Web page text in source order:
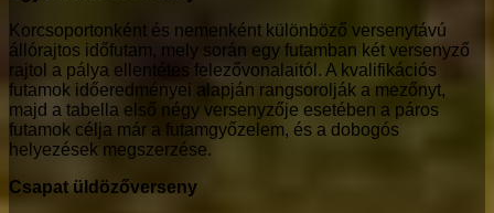
Korcsoportonként és nemenként különböző versenytávú
állórajtos időfutam, mely során egy futamban két versenyző
rajtol a pálya ellentétes felezővonalaitól. A kvalifikációs
futamok időeredményei alapján rangsorolják a mezőnyt,
majd a tabella első négy versenyzője esetében a páros
futamok célja már a futamgyőzelem, és a dobogós
helyezések megszerzése.
Csapat üldözőverseny